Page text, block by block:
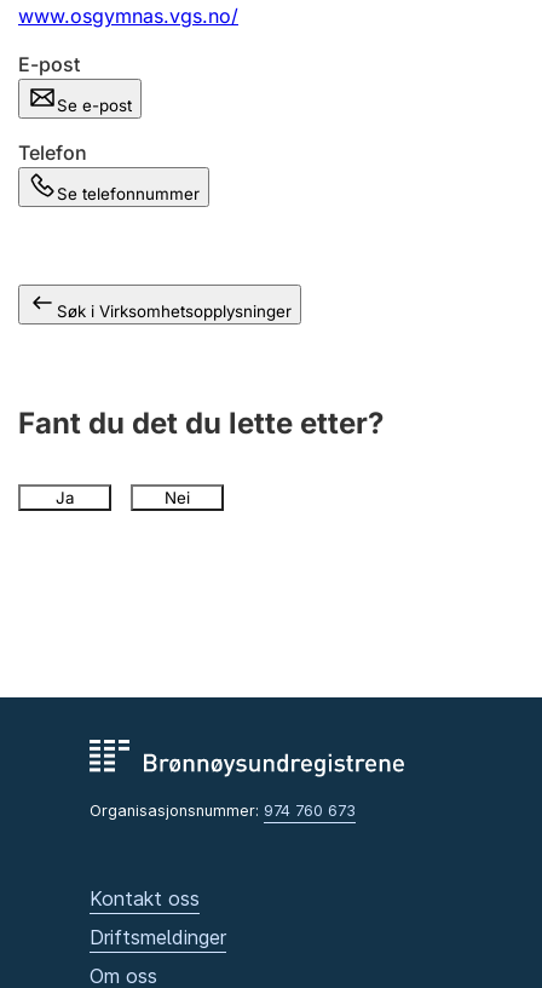
www.osgymnas.vgs.no/
E-post
Se e-post
Telefon
Se telefonnummer
Søk i Virksomhetsopplysninger
Fant du det du lette etter?
Ja Nei
Organisasjonsnummer: 974 760 673
Kontakt oss
Driftsmeldinger
Om oss